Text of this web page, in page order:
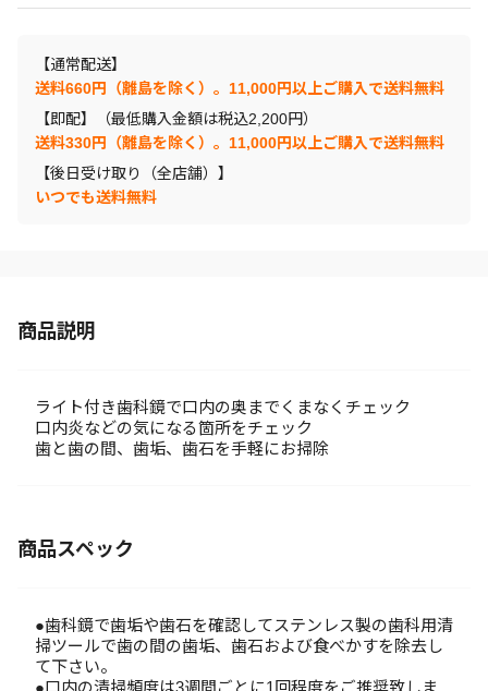
【通常配送】
送料660円（離島を除く）。11,000円以上ご購入で送料無料
【即配】（最低購入金額は税込2,200円）
送料330円（離島を除く）。11,000円以上ご購入で送料無料
【後日受け取り（全店舗）】
いつでも送料無料
商品説明
ライト付き歯科鏡で口内の奥までくまなくチェック
口内炎などの気になる箇所をチェック
歯と歯の間、歯垢、歯石を手軽にお掃除
商品スペック
●歯科鏡で歯垢や歯石を確認してステンレス製の歯科用清
掃ツールで歯の間の歯垢、歯石および食べかすを除去し
て下さい。
●口内の清掃頻度は3週間ごとに1回程度をご推奨致しま